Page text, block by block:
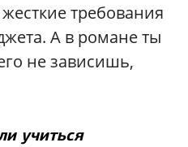
требования
А в романе ты
не зависишь,
учиться